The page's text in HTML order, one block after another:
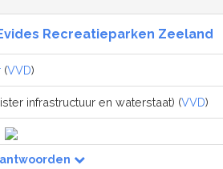
Recreatieparken Zeeland
(VVD)
infrastructuur en waterstaat) (VVD)